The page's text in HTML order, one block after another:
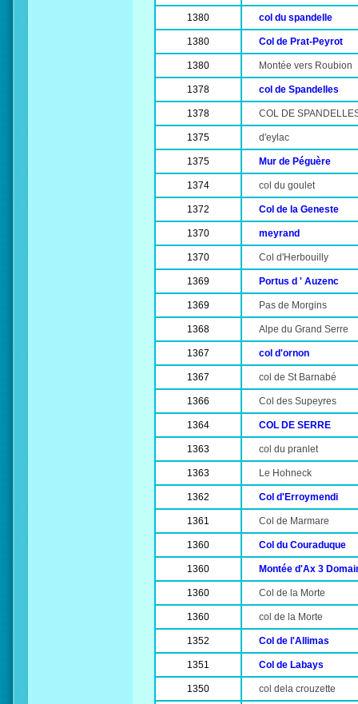
1380 col du spandelle
1380 Col de Prat-Peyrot
1380 Montée vers Roubion
1378 col de Spandelles
1378 COL DE
1375 d'eylac
1375 Mur de Péguère
1374 col du goulet
1372 Col de la Geneste
1370 meyrand
1370 Col d'Herbouilly
1369 Portus d ' Auzenc
1369 Pas de Morgins
1368 Alpe du Grand Serre
1367 col d'ornon
1367 col de St Barnabé
1366 Col des Supeyres
1364 COL DE SERRE
1363 col du pranlet
1363 Le Hohneck
1362 Col d'Erroymendi
1361 Col de Marmare
1360 Col du Couraduque
1360 Montée d'Ax 3
1360 Col de la Morte
1360 col de la Morte
1352 Col de l'Allimas
1351 Col de Labays
1350 col dela crouzette